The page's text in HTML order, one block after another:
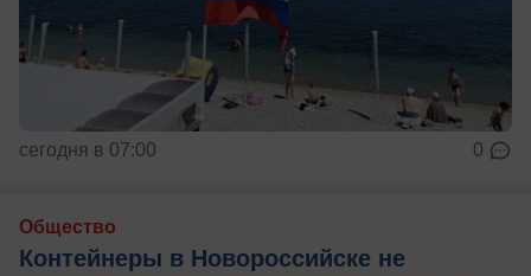
сегодня в 07:00 0
Общество
Контейнеры в Новороссийске не